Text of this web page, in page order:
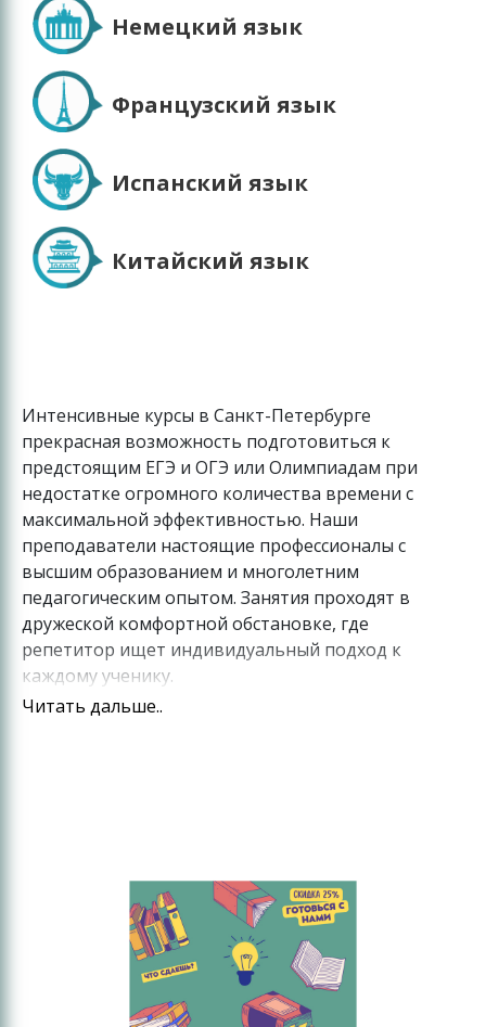
Немецкий язык
Французский язык
Испанский язык
Китайский язык
Интенсивные курсы в Санкт-Петербурге
прекрасная возможность подготовиться к
предстоящим ЕГЭ и ОГЭ или Олимпиадам при
недостатке огромного количества времени с
максимальной эффективностью. Наши
преподаватели настоящие профессионалы с
высшим образованием и многолетним
педагогическим опытом. Занятия проходят в
дружеской комфортной обстановке, где
репетитор ищет индивидуальный подход к
каждому ученику.
Особенностью данного курса является его
возможность оперативно корректировать
определенные пробелы в знаниях, в буквальном
смысле не выходя из дома.
Также в ходе обучения постоянно проводится
контроль знаний, что позволяет выявлять слабые
Читать дальше..